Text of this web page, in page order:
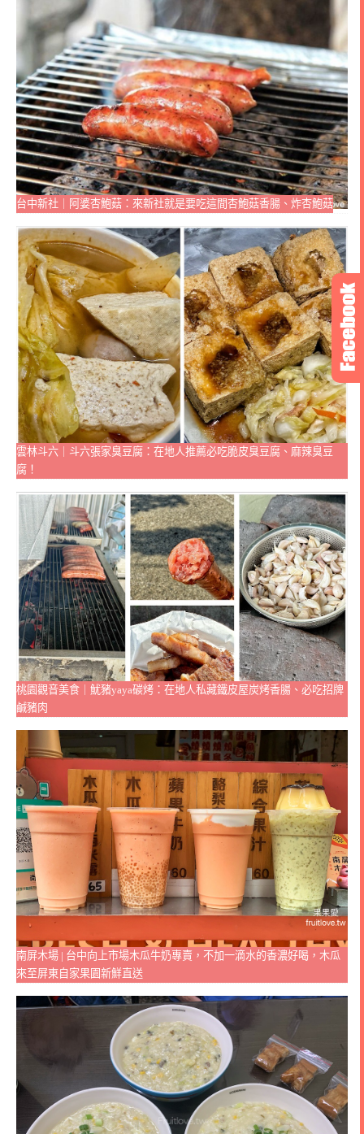
台中新社｜阿婆杏鮑菇：來新社就是要吃這間杏鮑菇香腸、炸杏鮑菇
雲林斗六｜斗六張家臭豆腐：在地人推薦必吃脆皮臭豆腐、麻辣臭豆
腐！
桃園觀音美食｜魷豬yaya碳烤：在地人私藏鐵皮屋炭烤香腸、必吃招牌
鹹豬肉
南屏木場 | 台中向上市場木瓜牛奶專賣，不加一滴水的香濃好喝，木瓜
來至屏東自家果園新鮮直送